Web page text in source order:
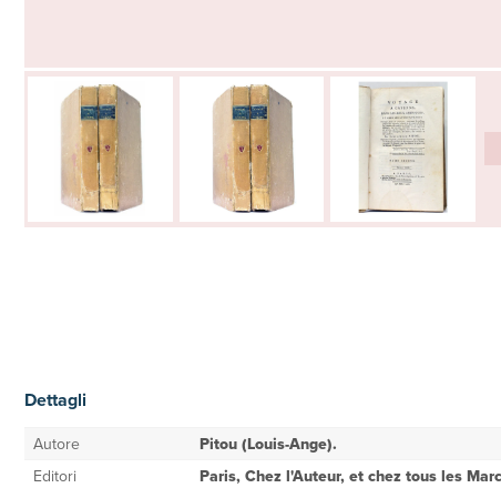
Dettagli
Autore
Pitou (Louis-Ange).
Editori
Paris, Chez l'Auteur, et chez tous les